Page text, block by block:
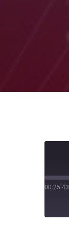
00:25:43